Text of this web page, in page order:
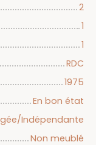
2
1
1
RDC
1975
En bon état
Indépendante
Non meublé